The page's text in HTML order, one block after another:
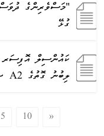
ގުޅޭ
ކައުންސިލް އޮފިސަރ
ލިބުނު ގޮތުގެ A2 ޝީޓް (IUL)225-CA/225/2024/58
5 10 »